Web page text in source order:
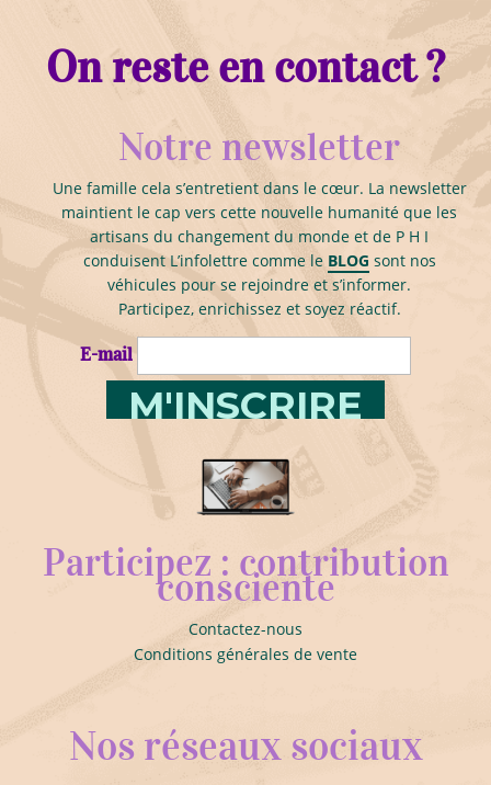
On reste en contact ?
Notre newsletter
Une famille cela s’entretient dans le cœur. La newsletter
maintient le cap vers cette nouvelle humanité que les
artisans du changement du monde et de P H I
conduisent L’infolettre comme le BLOG sont nos
véhicules pour se rejoindre et s’informer.
Participez, enrichissez et soyez réactif.
E-mail
Participez : contribution
consciente
Contactez-nous
Conditions générales de vente
Nos réseaux sociaux